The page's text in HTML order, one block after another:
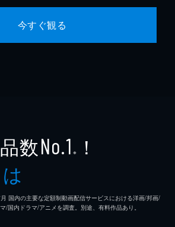
今すぐ観る
数No.1 ※ ！
国内の主要な定額制動画配信サービスにおける洋画/邦画/
/国内ドラマ/アニメを調査。別途、有料作品あり。